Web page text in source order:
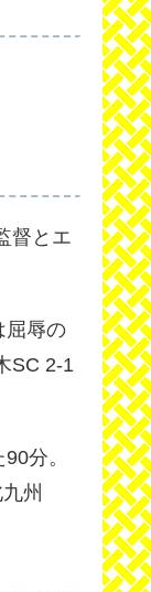
督とエ
屈辱の
SC 2-1
分。
州